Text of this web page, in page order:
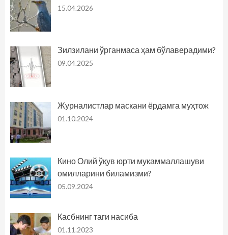
15.04.2026
Зилзилани ўрганмаса ҳам бўлаверадими?
09.04.2025
Журналистлар маскани ёрдамга муҳтож
01.10.2024
Кино Олий ўқув юрти мукаммаллашуви
омилларини биламизми?
05.09.2024
Касбнинг таги насиба
01.11.2023